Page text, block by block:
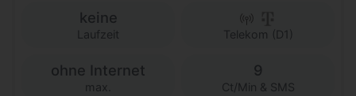
keine
Laufzeit Telekom (D1)
ohne Internet
max.
9
Ct/Min & SMS